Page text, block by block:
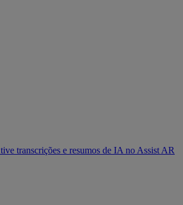
transcrições e resumos de IA no Assist AR